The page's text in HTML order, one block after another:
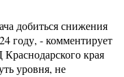
добиться снижения
году, - комментирует
края
уровня, не